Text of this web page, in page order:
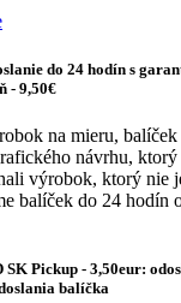
do 24 hodín s
- 9,50€
na mieru, balíček
návrhu, ktorý
výrobok, ktorý nie
balíček do 24 hodín
Pickup - 3,50eur:
balíčka